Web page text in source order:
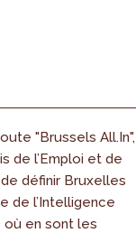
"Brussels All.In",
de l’Emploi et de
définir Bruxelles
de l’Intelligence
où en sont les